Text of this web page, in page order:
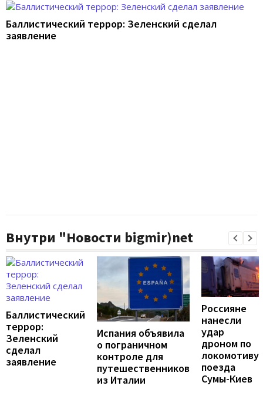
Баллистический террор: Зеленский сделал
заявление
Внутри "Новости bigmir)net
Баллистический
террор:
Зеленский
сделал
заявление
Испания объявила
о пограничном
контроле для
путешественников
из Италии
Россияне
нанесли
удар
дроном по
локомотиву
поезда
Сумы-Киев